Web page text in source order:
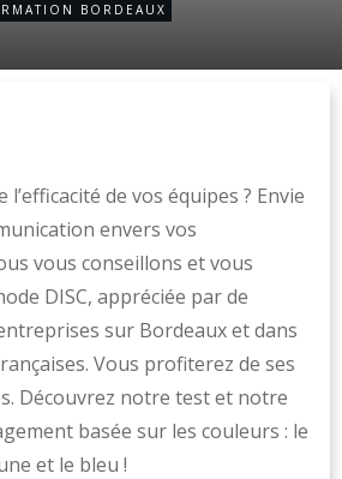
BORDEAUX
l’efficacité de vos équipes ? Envie
envers vos
vous conseillons et vous
DISC, appréciée par de
sur Bordeaux et dans
Vous profiterez de ses
Découvrez notre test et notre
basée sur les couleurs : le
et le bleu !